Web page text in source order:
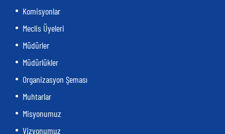
Komisyonlar
Meclis Üyeleri
Müdürler
Müdürlükler
Organizasyon Şeması
Muhtarlar
Misyonumuz
Vizyonumuz